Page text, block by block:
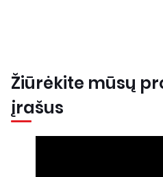
Žiūrėkite mūsų
įrašus